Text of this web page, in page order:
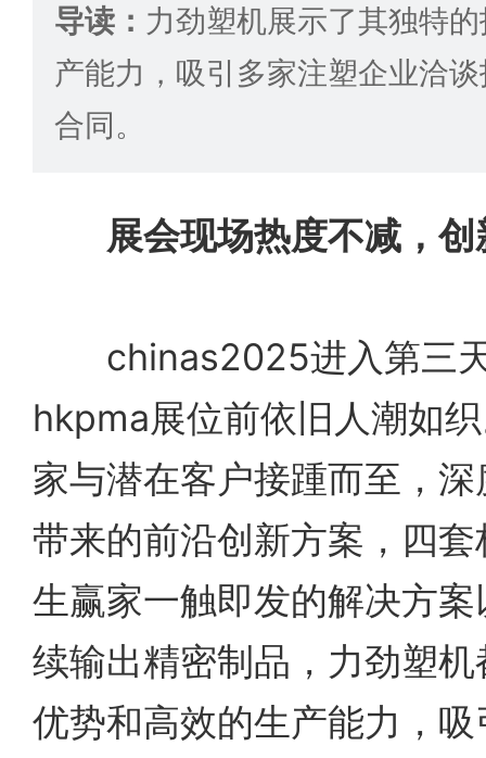
导读： 力劲塑机展示了其独特
产能力，吸引多家注塑企业洽
合同。
展会现场热度不减，
chinas2025进入第三天
hkpma展位前依旧人潮如
家与潜在客户接踵而至，
带来的前沿创新方案，四
生赢家一触即发的解决方
续输出精密制品，力劲塑
优势和高效的生产能力，